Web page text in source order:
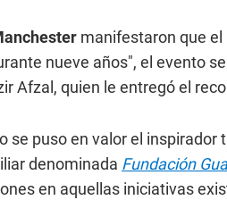
manifestaron que
nueve años", el evento
Afzal, quien le entregó el
se puso en valor el
denominada Fundación
en aquellas iniciativas